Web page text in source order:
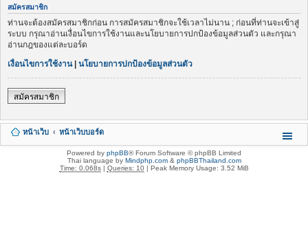
สมัครสมาชิก
ท่านจะต้องสมัครสมาชิกก่อน การสมัครสมาชิกจะใช้เวลาไม่นาน ; ก่อนที่ท่านจะเข้าสู่
ระบบ กรุณาอ่านเงื่อนไขการใช้งานและนโยบายการปกป้องข้อมูลส่วนตัว และกรุณา
อ่านกฎของแต่ละบอร์ด
เงื่อนไขการใช้งาน| นโยบายการปกป้องข้อมูลส่วนตัว
สมัครสมาชิก
หน้าเว็บ หน้าเว็บบอร์ด
Powered by phpBB® Forum Software © phpBB Limited
Thai language by Mindphp.com& phpBBThailand.com
Time: 0.068s| Queries: 10| Peak Memory Usage: 3.52 MiB